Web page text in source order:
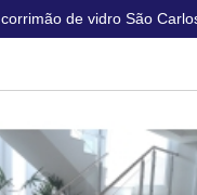
corrimão de vidro São